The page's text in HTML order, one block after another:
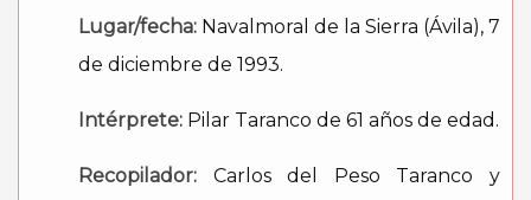
Lugar/fecha: Navalmoral de la Sierra (Ávila), 7
de diciembre de 1993.
Intérprete: Pilar Taranco de 61 años de edad.
Recopilador:
Carlos del Peso Taranco y